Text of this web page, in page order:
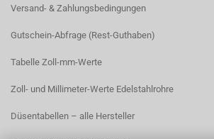
Versand- & Zahlungsbedingungen​
Gutschein-Abfrage (Rest-Guthaben)
Tabelle Zoll-mm-Werte
Zoll- und Millimeter-Werte Edelstahlrohre
Düsentabellen – alle Hersteller